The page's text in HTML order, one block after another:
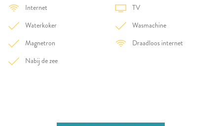
Internet
Waterkoker
Magnetron
Nabij de zee
TV
Wasmachine
Draadloos internet